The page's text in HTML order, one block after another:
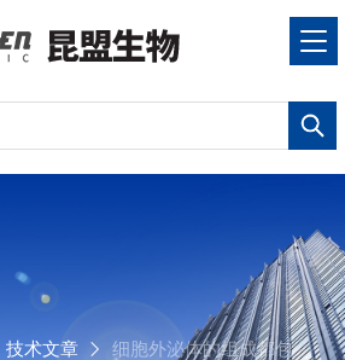
技术文章
细胞外泌体的组成都包